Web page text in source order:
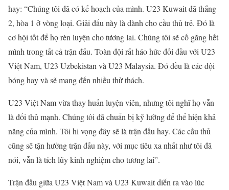
hay: “Chúng tôi đã có kế hoạch của mình. U23 Kuwait đã thắng
2, hòa 1 ở vòng loại. Giải đấu này là dành cho cầu thủ trẻ. Đó là
cơ hội tốt để họ rèn luyện cho tương lai. Chúng tôi sẽ cố gắng hết
mình trong tất cả trận đấu. Toàn đội rất háo hức đối đầu với U23
Việt Nam, U23 Uzbekistan và U23 Malaysia. Đó đều là các đội
bóng hay và sẽ mang đến nhiều thử thách.
U23 Việt Nam vừa thay huấn luyện viên, nhưng tôi nghĩ họ vẫn
là đối thủ mạnh. Chúng tôi đã chuẩn bị kỹ lưỡng để thể hiện khả
năng của mình. Tôi hi vọng đây sẽ là trận đấu hay. Các cầu thủ
cũng sẽ tận hưởng trận đấu này, với mục tiêu xa nhất như tôi đã
nói, vẫn là tích lũy kinh nghiệm cho tương lai”.
Trận đấu giữa U23 Việt Nam và U23 Kuwait diễn ra vào lúc